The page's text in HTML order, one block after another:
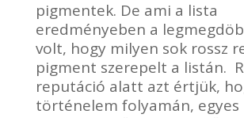
pigmentek. De ami a lista
eredményeben a
volt, hogy milyen sok rossz
pigment szerepelt a listán.
reputáció alatt azt értjük,
történelem folyamán, egyes